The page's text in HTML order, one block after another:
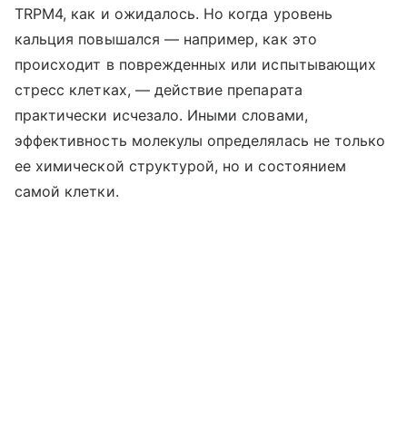
TRPM4, как и ожидалось. Но когда уровень
кальция повышался — например, как это
происходит в поврежденных или испытывающих
стресс клетках, — действие препарата
практически исчезало. Иными словами,
эффективность молекулы определялась не только
ее химической структурой, но и состоянием
самой клетки.